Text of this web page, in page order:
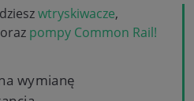
wtryskiwacze,
oraz pompy Common Rail!
wymianę